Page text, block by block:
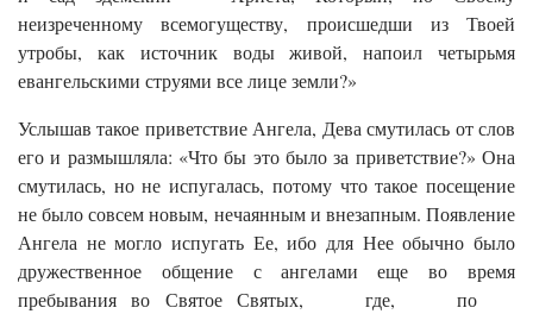
неизреченному всемогуществу, происшедши из Твоей
утробы, как источник воды живой, напоил четырьмя
евангельскими струями все лице земли?»
Услышав такое приветствие Ангела, Дева смутилась от слов
его и размышляла: «Что бы это было за приветствие?» Она
смутилась, но не испугалась, потому что такое посещение
не было совсем новым, нечаянным и внезапным. Появление
Ангела не могло испугать Ее, ибо для Нее обычно было
дружественное общение с ангелами еще во время
пребывания во Святое Святых, где, по